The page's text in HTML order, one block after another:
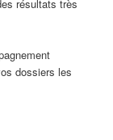
résultats très
dossiers les